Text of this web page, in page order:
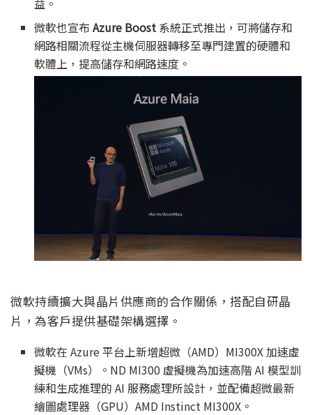
益。
微軟也宣布Azure Boost 系統正式推出，可將儲存和
網路相關流程從主機伺服器轉移至專門建置的硬體和
軟體上，提高儲存和網路速度。
微軟持續擴大與晶片供應商的合作關係，搭配自研晶
片，為客戶提供基礎架構選擇。
微軟在 Azure 平台上新增超微（AMD）MI300X 加速虛
擬機（VMs）。ND MI300 虛擬機為加速高階 AI 模型訓
練和生成推理的 AI 服務處理所設計，並配備超微最新
繪圖處理器（GPU）AMD Instinct MI300X。